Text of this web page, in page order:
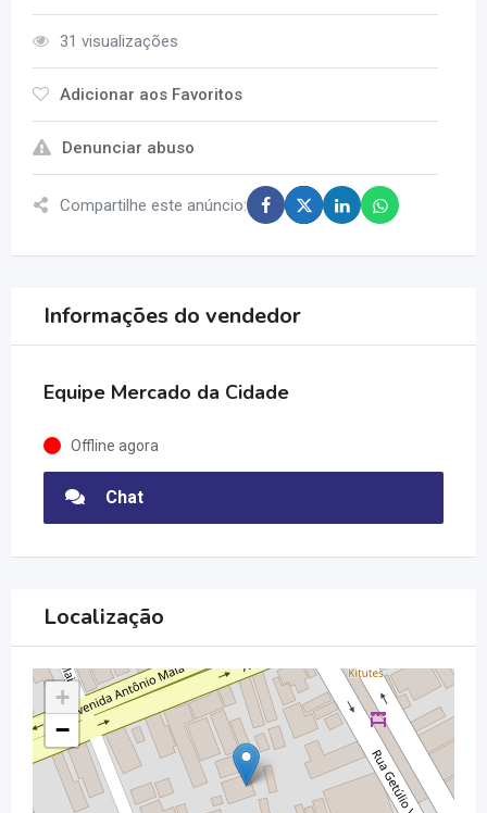
31 visualizações
Adicionar aos Favoritos
Denunciar abuso
Compartilhe este anúncio:
Informações do vendedor
Equipe Mercado da Cidade
Offline agora
Chat
Localização
+
−